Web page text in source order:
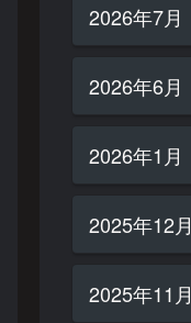
2026年7月
2026年6月
2026年1月
2025年12月
2025年11月